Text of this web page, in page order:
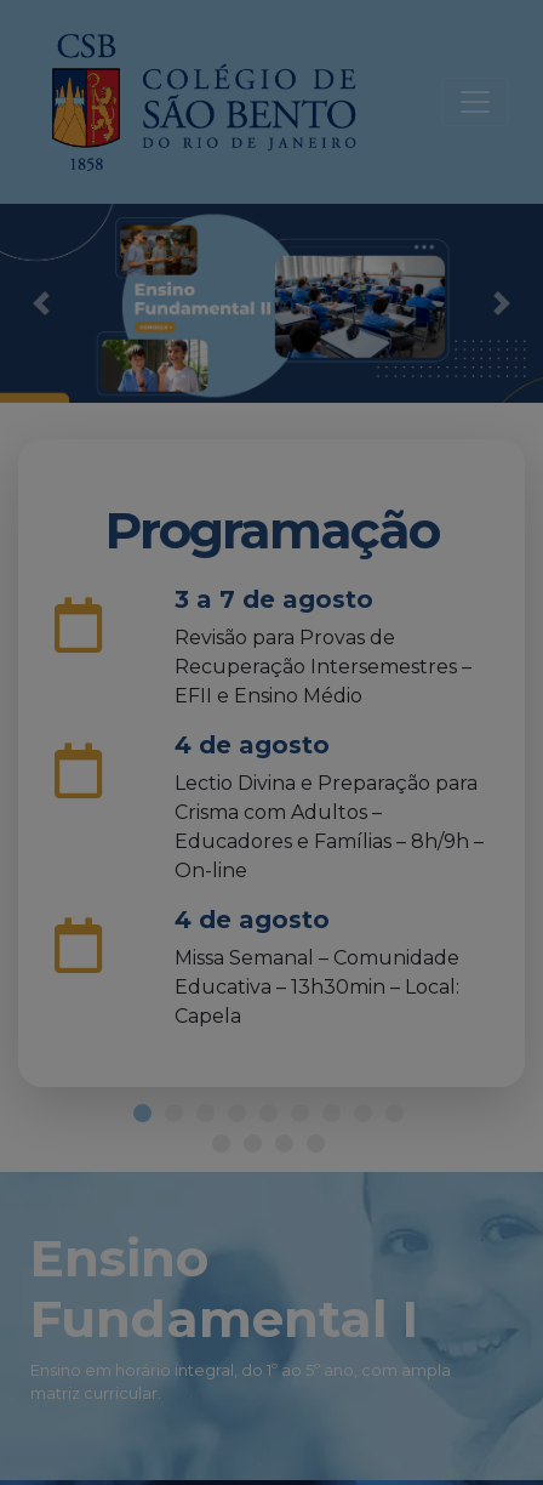
Previous
Programação
3 a 7 de agosto
Revisão para Provas de
Recuperação Intersemestres –
EFII e Ensino Médio
4 de agosto
Lectio Divina e Preparação para
Crisma com Adultos –
Educadores e Famílias – 8h/9h –
On-line
4 de agosto
Missa Semanal – Comunidade
Educativa – 13h30min – Local:
Capela
Ensino
Fundamental I
Ensino em horário integral, do 1º ao 5º ano, com ampla
matriz curricular.